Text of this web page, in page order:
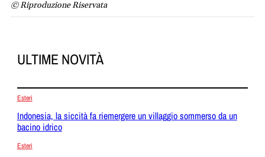
© Riproduzione Riservata
ULTIME NOVITÀ
Esteri
Indonesia, la siccità fa riemergere un villaggio sommerso da un
bacino idrico
Esteri